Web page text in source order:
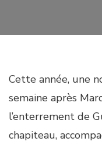
Cette année, une
semaine après
l’enterrement de
chapiteau,